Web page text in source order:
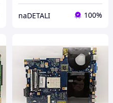
naDETALI 100%